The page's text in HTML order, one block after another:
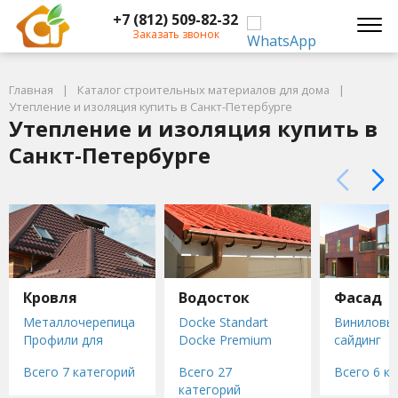
+7 (812) 509-82-32
Заказать звонок
Главная
Каталог строительных материалов для дома
Утепление и изоляция купить в Санкт-Петербурге
Утепление и изоляция купить в
Санкт-Петербурге
Кровля
Металлочерепица
Профили для
Гибкая черепица
Всего 7 категорий
Водосток
Docke Standart
Docke Premium
STAL PREMIUM
STAL STANDARD
Всего 27
категорий
Фасад
сайдинг
сайдинг
Всего 6